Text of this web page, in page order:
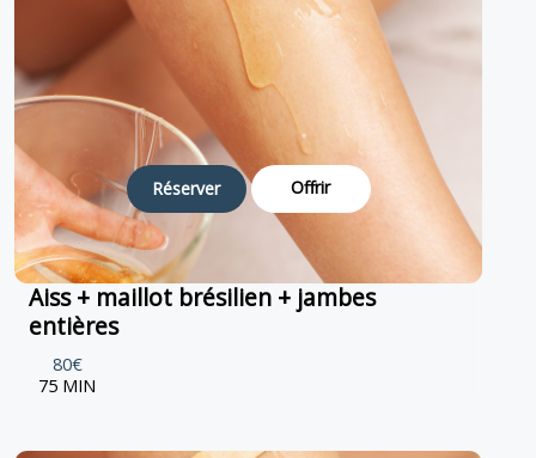
Réserver Offrir
Aiss + maillot brésilien + jambes
entières
80€
75 MIN